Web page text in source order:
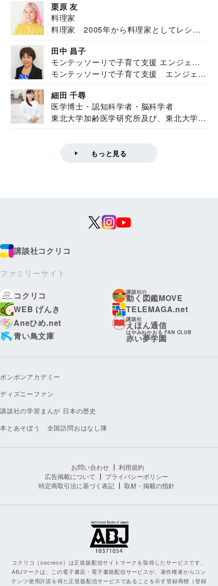
栗原 友
料理家
料理家 2005年から料理家としてレシピ
田中 昌子
モンテッソーリで子育て支援 エンジェル
ズハウス研究所所長
モンテッソーリで子育て支援 エンジェル
細田 千尋
医学博士・認知科学者・脳科学者
東北大学加齢医学研究所及び、東北大学大
もっと見る
講談社コクリコ
ファミリーサイト
コクリコ
講談社の
動く図鑑MOVE
WEB げんき
TELEMAGA.net
Aneひめ.net
講談社
えほん通信
青い鳥文庫
はやみねかおる FAN CLUB
赤い夢学園
ボンボンアカデミー
ディズニーファン
講談社の学習まんが 日本の歴史
本とあそぼう 全国訪問おはなし隊
お問い合わせ
利用規約
広告掲載について
プライバシーポリシー
特定商取引法に基づく表記
取材・掲載の指針
コクリコ［cocreco］は正規版配信サイトマークを取得したサービスです。
ABJマークは、この電子書店・電子書籍配信サービスが、著作権者からコン
テンツ使用許諾を得た正規版配信サービスであることを示す登録商標（登録